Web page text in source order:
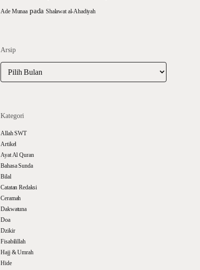
Ade Munaa padaShalawat al-Ahadiyah
Arsip
Kategori
Allah SWT
Artikel
Ayat Al Quran
Bahasa Sunda
Bilal
Catatan Redaksi
Ceramah
Dakwatuna
Doa
Dzikir
Fisabilillah
Hajj & Umrah
Hide